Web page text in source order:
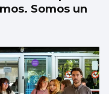
Somos un